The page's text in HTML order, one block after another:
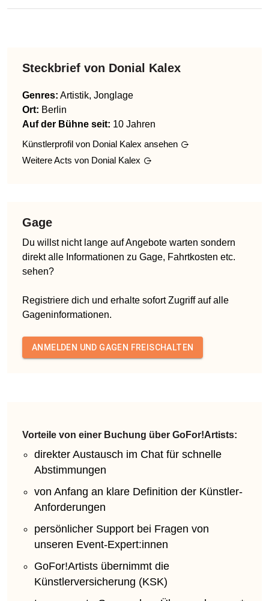
Steckbrief von Donial Kalex
Genres: Artistik, Jonglage
Ort: Berlin
Auf der Bühne seit: 10 Jahren
Künstlerprofil von Donial Kalex ansehen
Weitere Acts von Donial Kalex
Gage
Du willst nicht lange auf Angebote warten sondern
direkt alle Informationen zu Gage, Fahrtkosten etc.
sehen?
Registriere dich und erhalte sofort Zugriff auf alle
Gageninformationen.
ANMELDEN UND GAGEN FREISCHALTEN
Vorteile von einer Buchung über GoFor!Artists:
direkter Austausch im Chat für schnelle
Abstimmungen
von Anfang an klare Definition der Künstler-
Anforderungen
persönlicher Support bei Fragen von
unseren Event-Expert:innen
GoFor!Artists übernimmt die
Künstlerversicherung (KSK)